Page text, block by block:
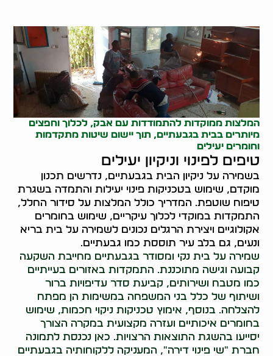
המלצות ממוקדות להתמודדות עם אבק, לכלוך וחפצים
מיותרים בבית בגבעתיים, תוך יישום שיטות מתקדמות
וחומרים יעילים
טיפים לפינוי וניקיון יעילים
בשמירה על ניקיון הבית בגבעתיים, נדרשים תכנון
מוקדם, שימוש בטכניקות פינוי יעילות והתמדה בשגרת
טיפוח שוטפת. המדריך כולל המלצות על סידור החלל,
התמקדות במוקדי לכלוך עיקריים, שימוש בחומרים
אקולוגיים ויצירת הרגלים נכונים לשמירה על בית בריא
ונעים, גם בלב עיר תוססת כמו גבעתיים.
שמירה על בית נקי ומסודר בגבעתיים מחייבת השקעה
קבועה וגישה מתוכננת. התמקדות באזורים בעייתיים
כמו מטבח ושירותים, קביעת סדר עדיפויות ברור
ושיתוף של כלל בני המשפחה במשימות הן מפתח
להצלחה. בנוסף, אימוץ טכניקות ניקוי חכמות, שימוש
בחומרים איכותיים ועזרה מקצועית במקרה הצורך
יסייעו בהשגת התוצאות הרצויות. כאן נכנסת לתמונה
חברת "שי פינוי דירה", המעניקה ללקוחותיה בגבעתיים